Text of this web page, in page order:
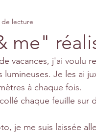
me"
de lecture
vacances, j'ai voulu
lumineuses. Je les ai
à chaque fois.
chaque feuille sur
je me suis laissée